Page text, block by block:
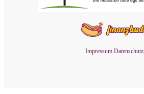
Impressum Datenschutz